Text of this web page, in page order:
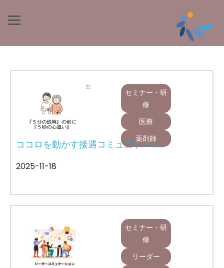
セミナー・研
修
医療
薬剤師
ココロを動かす接遇コミュニケー……
2025-11-18
セミナー・研
修
リーダー